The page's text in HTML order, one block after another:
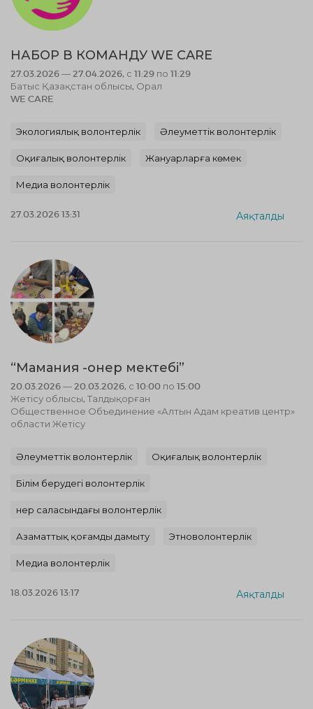
НАБОР В КОМАНДУ WE CARE
27.03.2026 — 27.04.2026, с 11:29 по 11:29
Батыс Қазақстан облысы, Орал
WE CARE
Экологиялық волонтерлік Әлеуметтік волонтерлік
Оқиғалық волонтерлік Жануарларға көмек
Медиа волонтерлік
27.03.2026 13:31 Аяқталды
“Мамания -онер мектебі”
20.03.2026 — 20.03.2026, с 10:00 по 15:00
Жетісу облысы, Талдықорған
Общественное Объединение «Алтын Адам креатив центр»
области Жетісу
Әлеуметтік волонтерлік Оқиғалық волонтерлік
Білім берудегі волонтерлік
Өнер саласындағы волонтерлік
Азаматтық қоғамды дамыту Этноволонтерлік
Медиа волонтерлік
18.03.2026 13:17 Аяқталды